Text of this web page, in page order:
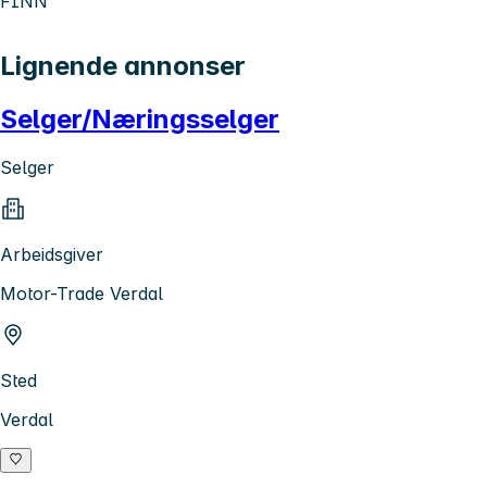
Lignende annonser
Selger/Næringsselger
Selger
Arbeidsgiver
Motor-Trade Verdal
Sted
Verdal